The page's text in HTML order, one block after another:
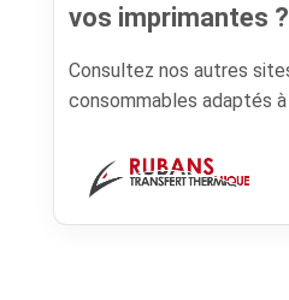
vos imprimantes ?
Consultez nos autres
consommables adaptés